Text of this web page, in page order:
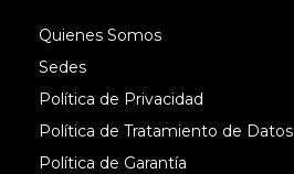
Quienes Somos
Sedes
Política de Privacidad
Política de Tratamiento de Datos
Política de Garantía